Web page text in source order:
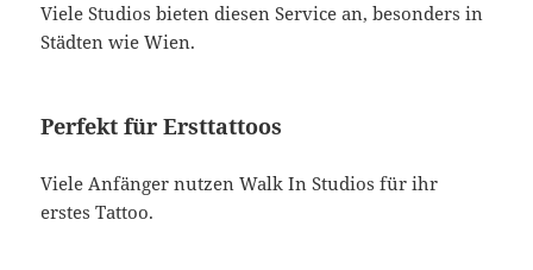
Viele Studios bieten diesen Service an, besonders in
Städten wie Wien.
Perfekt für Ersttattoos
Viele Anfänger nutzen Walk In Studios für ihr
erstes Tattoo.